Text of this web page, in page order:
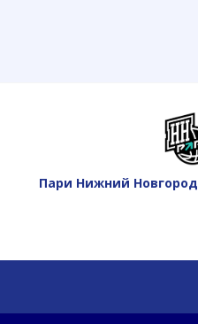
Пари Нижний Новгород